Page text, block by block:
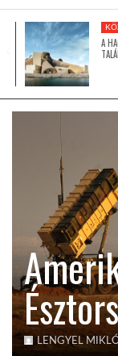
ÁZSIA
KÖZEL-KELET
AUSZTRÁLIA
A VILÁG ITTHON
MÉDIA
A
LENGYEL